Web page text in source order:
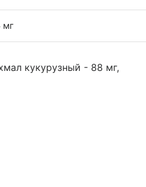
мг
кукурузный - 88 мг,